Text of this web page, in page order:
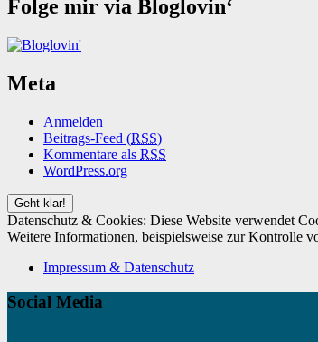
Folge mir via Bloglovin‘
Meta
Anmelden
Beitrags-Feed (RSS)
Kommentare als RSS
WordPress.org
Datenschutz & Cookies: Diese Website verwendet
Weitere Informationen, beispielsweise zur Kontrolle
Impressum & Datenschutz
Social Media